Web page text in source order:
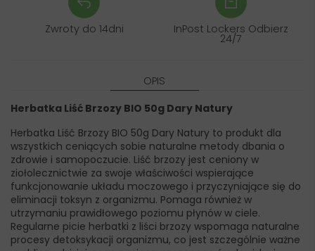
Zwroty do 14dni InPost Lockers Odbierz
24/7
OPIS
Herbatka Liść Brzozy BIO 50g Dary Natury
Herbatka Liść Brzozy BIO 50g Dary Natury to produkt dla
wszystkich ceniących sobie naturalne metody dbania o
zdrowie i samopoczucie. Liść brzozy jest ceniony w
ziołolecznictwie za swoje właściwości wspierające
funkcjonowanie układu moczowego i przyczyniające się do
eliminacji toksyn z organizmu. Pomaga również w
utrzymaniu prawidłowego poziomu płynów w ciele.
Regularne picie herbatki z liści brzozy wspomaga naturalne
procesy detoksykacji organizmu, co jest szczególnie ważne